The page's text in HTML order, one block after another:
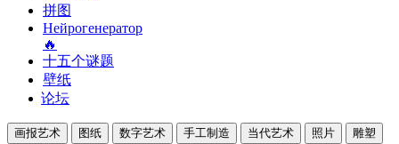
拼图
Нейрогенератор
🔥
十五个谜题
壁纸
论坛
画报艺术 图纸 数字艺术 手工制造 当代艺术 照片
雕塑